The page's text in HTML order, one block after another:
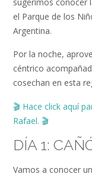
el Parque de los
Argentina.
Por la noche,
céntrico
cosechan en esta
🎬 Hace click aquí
Rafael. 🎬
DÍA 1:
Vamos a conocer